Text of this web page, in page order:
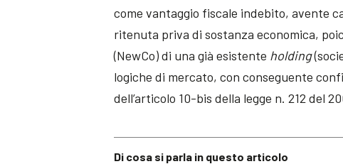
Di cosa si parla in questo articolo
come vantaggio fiscale indebito, avente
ritenuta priva di sostanza economica,
(NewCo) di una già esistente holding
logiche di mercato, con conseguente
dell’articolo 10-bis della legge n. 212 del